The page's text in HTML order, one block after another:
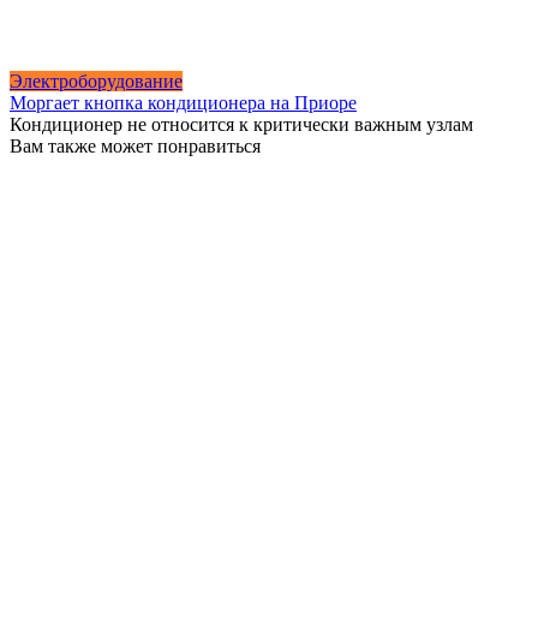
Электроборудование
Моргает кнопка кондиционера на Приоре
Кондиционер не относится к критически важным узлам
Вам также может понравиться